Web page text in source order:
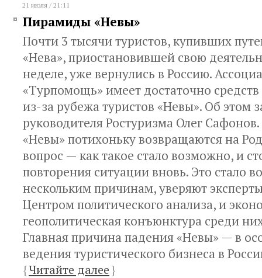
21 июля / 21:11
Пирамиды «Невы»
Почти 3 тысячи туристов, купивших
«Нева», приостановившей свою
неделе, уже вернулись в Россию.
«Турпомощь» имеет достаточно
из-за рубежа туристов «Невы». Об этом
руководителя Ростуризма Олег
«Невы» потихоньку возвращаются на
вопрос — как такое стало возможно, и
повторения ситуации вновь. Это стало
нескольким причинам, уверяют
Центром политического анализа, и
геополитическая конъюнктура среди
Главная причина падения «Невы» — в
ведения туристического бизнеса в
{Читайте далее}